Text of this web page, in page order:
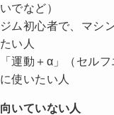
いでなど）
ジム初心者で、マシ
たい人
「運動＋α」（セル
に使いたい人
向いていない人